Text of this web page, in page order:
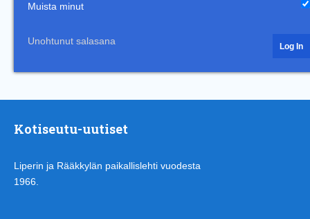
Muista minut
Unohtunut salasana
Kotiseutu-uutiset
Liperin ja Rääkkylän paikallislehti vuodesta
1966.